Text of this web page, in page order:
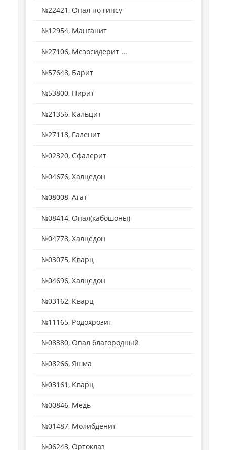
№22421, Опал по гипсу
№12954, Манганит
№27106, Мезосидерит ...
№57648, Барит
№53800, Пирит
№21356, Кальцит
№27118, Галенит
№02320, Сфалерит
№04676, Халцедон
№08008, Агат
№08414, Опал(кабошоны)
№04778, Халцедон
№03075, Кварц
№04696, Халцедон
№03162, Кварц
№11165, Родохрозит
№08380, Опал благородный
№08266, Яшма
№03161, Кварц
№00846, Медь
№01487, Молибденит
№06243, Ортоклаз